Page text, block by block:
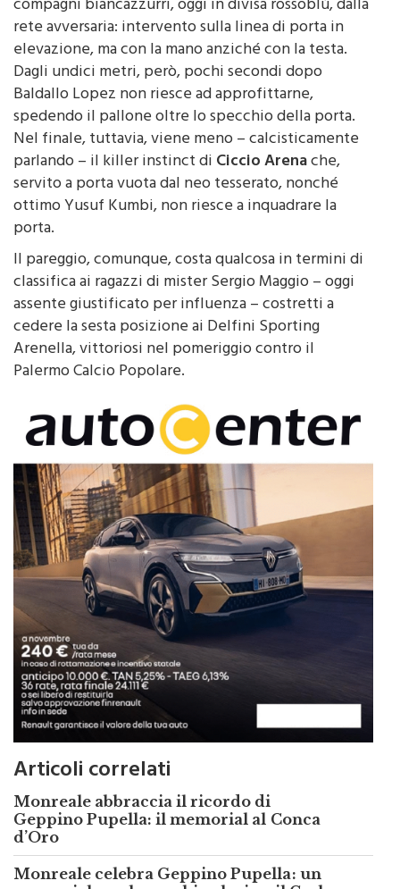
rete avversaria: intervento sulla linea di porta in
elevazione, ma con la mano anziché con la testa.
Dagli undici metri, però, pochi secondi dopo
Baldallo Lopez non riesce ad approfittarne,
spedendo il pallone oltre lo specchio della porta.
Nel finale, tuttavia, viene meno – calcisticamente
parlando – il killer instinct diCiccio Arenache,
servito a porta vuota dal neo tesserato, nonché
ottimo Yusuf Kumbi, non riesce a inquadrare la
porta.
Il pareggio, comunque, costa qualcosa in termini di
classifica ai ragazzi di mister Sergio Maggio – oggi
assente giustificato per influenza – costretti a
cedere la sesta posizione ai Delfini Sporting
Arenella, vittoriosi nel pomeriggio contro il
Palermo Calcio Popolare.
Articoli correlati
Monreale abbraccia il ricordo di
Geppino Pupella: il memorial al Conca
d’Oro
Monreale celebra Geppino Pupella: un